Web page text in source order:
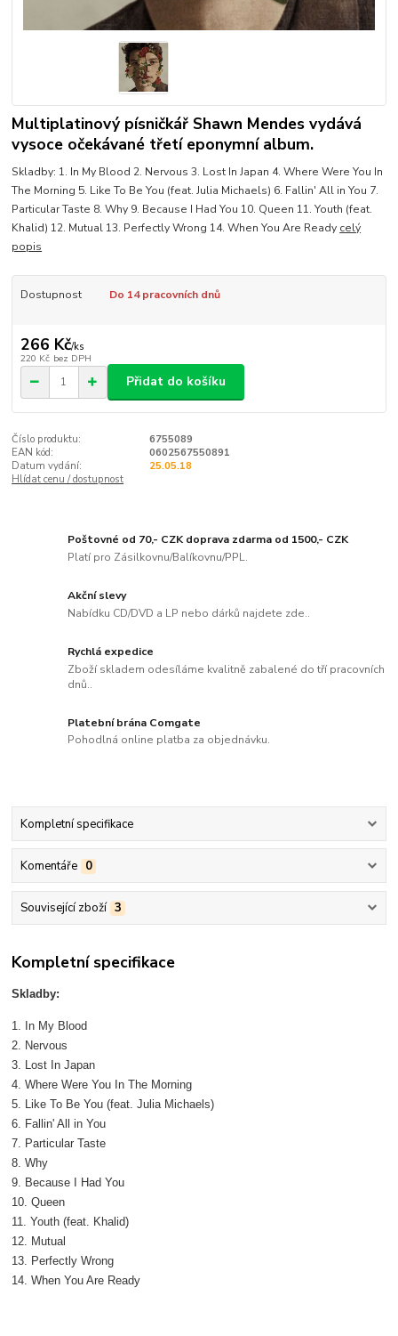
Multiplatinový písničkář Shawn Mendes vydává
vysoce očekávané třetí eponymní album.
Skladby: 1. In My Blood 2. Nervous 3. Lost In Japan 4. Where Were You In
The Morning 5. Like To Be You (feat. Julia Michaels) 6. Fallin' All in You 7.
Particular Taste 8. Why 9. Because I Had You 10. Queen 11. Youth (feat.
Khalid) 12. Mutual 13. Perfectly Wrong 14. When You Are Ready celý
popis
Dostupnost Do 14 pracovních dnů
266 Kč/ks
220 Kč bez DPH
Přidat do košíku
Číslo produktu:
6755089
EAN kód:
0602567550891
Datum vydání:
25.05.18
Hlídat cenu / dostupnost
Poštovné od 70,- CZK doprava zdarma od 1500,- CZK
Platí pro Zásilkovnu/Balíkovnu/PPL.
Akční slevy
Nabídku CD/DVD a LP nebo dárků najdete zde..
Rychlá expedice
Zboží skladem odesíláme kvalitně zabalené do tří pracovních
dnů..
Platební brána Comgate
Pohodlná online platba za objednávku.
Kompletní specifikace
Komentáře 0
Související zboží 3
Kompletní specifikace
Skladby:
1. In My Blood
2. Nervous
3. Lost In Japan
4. Where Were You In The Morning
5. Like To Be You (feat. Julia Michaels)
6. Fallin' All in You
7. Particular Taste
8. Why
9. Because I Had You
10. Queen
11. Youth (feat. Khalid)
12. Mutual
13. Perfectly Wrong
14. When You Are Ready